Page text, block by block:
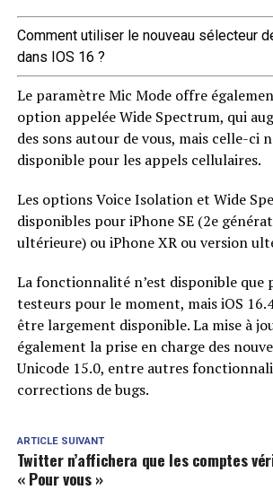
Comment utiliser le nouveau sélecteur
dans IOS 16 ?
Le paramètre Mic Mode offre
option appelée Wide Spectrum, qui
des sons autour de vous, mais celle-ci
disponible pour les appels cellulaires.
Les options Voice Isolation et Wide
disponibles pour iPhone SE (2e
ultérieure) ou iPhone XR ou version
La fonctionnalité n’est disponible que
testeurs pour le moment, mais iOS
être largement disponible. La mise à
également la prise en charge des
Unicode 15.0, entre autres
corrections de bugs.
ARTICLE SUIVANT
Twitter n’affichera que les comptes
« Pour vous »